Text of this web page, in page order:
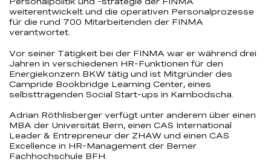
weiterentwickelt und die operativen Personalprozesse
für die rund 700 Mitarbeitenden der FINMA
verantwortet.
Vor seiner Tätigkeit bei der FINMA war er während drei
Jahren in verschiedenen HR-Funktionen für den
Energiekonzern BKW tätig und ist Mitgründer des
Campride Bookbridge Learning Center, eines
selbsttragenden Social Start-ups in Kambodscha.
Adrian Röthlisberger verfügt unter anderem über einen
MBA der Universität Bern, einen CAS International
Leader & Entrepreneur der ZHAW und einen CAS
Excellence in HR-Management der Berner
Fachhochschule BFH.